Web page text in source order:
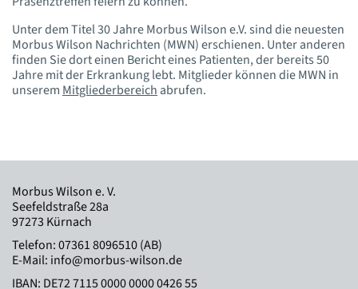
Unter dem Titel 30 Jahre Morbus Wilson e.V. sind die neuesten
Morbus Wilson Nachrichten (MWN) erschienen. Unter anderen
finden Sie dort einen Bericht eines Patienten, der bereits 50
Jahre mit der Erkrankung lebt. Mitglieder können die MWN in
unserem Mitgliederbereich abrufen.
Morbus Wilson e. V.
Seefeldstraße 28a
97273 Kürnach
Telefon:07361 8096510 (AB)
E-Mail: info@morbus-wilson.de
IBAN: DE72 7115 0000 0000 0426 55